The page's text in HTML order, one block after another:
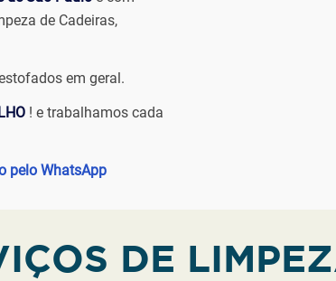
de Cadeiras,
em geral.
! e trabalhamos cada
pelo WhatsApp
DE